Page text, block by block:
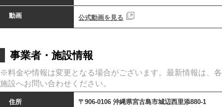
動画 公式動画を見る
事業者・施設情報
※料金や情報は変更となる場合がございます。最新情報は、各
施設へお問い合わせください。
住所 〒906-0106 沖縄県宮古島市城辺西里添880-1